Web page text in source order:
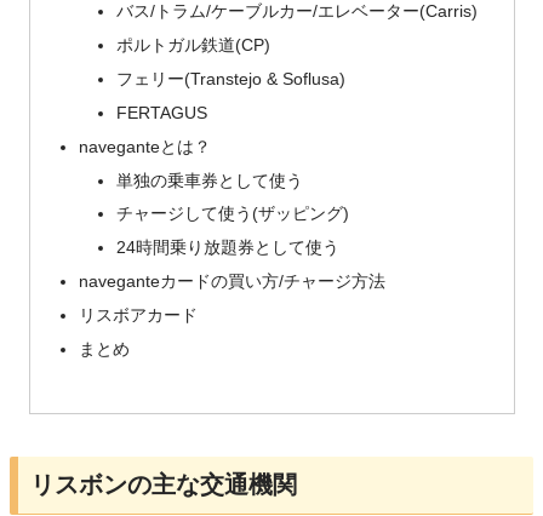
バス/トラム/ケーブルカー/エレベーター(Carris)
ポルトガル鉄道(CP)
フェリー(Transtejo & Soflusa)
FERTAGUS
naveganteとは？
単独の乗車券として使う
チャージして使う(ザッピング)
24時間乗り放題券として使う
naveganteカードの買い方/チャージ方法
リスボアカード
まとめ
リスボンの主な交通機関